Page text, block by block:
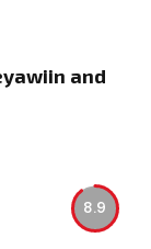
and
8.9